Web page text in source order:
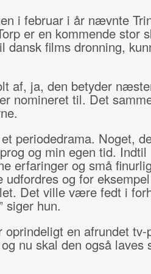
i februar i år nævnte
er en kommende stor
dansk films dronning,
af, ja, den betyder
nomineret til. Det
periodedrama. Noget,
og min egen tid. Indtil
erfaringer og små
udfordres og for
Det ville være fedt i
siger hun.
en afrundet tv-
nu skal den også laves